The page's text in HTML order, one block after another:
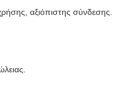
αξιόπιστης σύνδεσης.